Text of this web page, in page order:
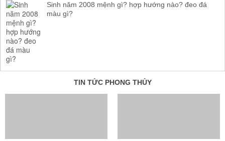
Sinh năm 2008 mệnh gì? hợp hướng nào? đeo đá
màu gì?
TIN TỨC PHONG THỦY